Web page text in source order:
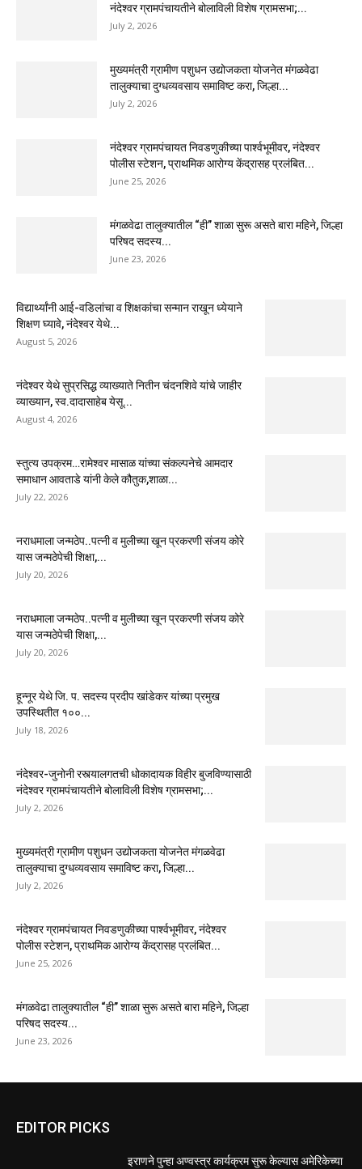
नंदेश्वर ग्रामपंचायतीने बोलाविली विशेष ग्रामसभा;...
July 2, 2026
मुख्यमंत्री ग्रामीण पशुधन उद्योजकता योजनेत मंगळवेढा
तालुक्याचा दुग्धव्यवसाय समाविष्ट करा, जिल्हा...
July 2, 2026
नंदेश्वर ग्रामपंचायत निवडणुकीच्या पार्श्वभूमीवर, नंदेश्वर
पोलीस स्टेशन, प्राथमिक आरोग्य केंद्रासह प्रलंबित...
June 25, 2026
मंगळवेढा तालुक्यातील “ही” शाळा सुरू असते बारा महिने, जिल्हा
परिषद सदस्य...
June 23, 2026
विद्यार्थ्यांनी आई-वडिलांचा व शिक्षकांचा सन्मान राखून ध्येयाने
शिक्षण घ्यावे, नंदेश्वर येथे...
August 5, 2026
नंदेश्वर येथे सुप्रसिद्ध व्याख्याते नितीन चंदनशिवे यांचे जाहीर
व्याख्यान, स्व.दादासाहेब येसू...
August 4, 2026
स्तुत्य उपक्रम…रामेश्वर मासाळ यांच्या संकल्पनेचे आमदार
समाधान आवताडे यांनी केले कौतुक,शाळा...
July 22, 2026
नराधमाला जन्मठेप..पत्नी व मुलीच्या खून प्रकरणी संजय कोरे
यास जन्मठेपेची शिक्षा,...
July 20, 2026
नराधमाला जन्मठेप..पत्नी व मुलीच्या खून प्रकरणी संजय कोरे
यास जन्मठेपेची शिक्षा,...
July 20, 2026
हून्नूर येथे जि. प. सदस्य प्रदीप खांडेकर यांच्या प्रमुख
उपस्थितीत १००...
July 18, 2026
नंदेश्वर-जुनोनी रस्त्यालगतची धोकादायक विहीर बुजविण्यासाठी
नंदेश्वर ग्रामपंचायतीने बोलाविली विशेष ग्रामसभा;...
July 2, 2026
मुख्यमंत्री ग्रामीण पशुधन उद्योजकता योजनेत मंगळवेढा
तालुक्याचा दुग्धव्यवसाय समाविष्ट करा, जिल्हा...
July 2, 2026
नंदेश्वर ग्रामपंचायत निवडणुकीच्या पार्श्वभूमीवर, नंदेश्वर
पोलीस स्टेशन, प्राथमिक आरोग्य केंद्रासह प्रलंबित...
June 25, 2026
मंगळवेढा तालुक्यातील “ही” शाळा सुरू असते बारा महिने, जिल्हा
परिषद सदस्य...
June 23, 2026
EDITOR PICKS
इराणने पुन्हा अण्वस्त्र कार्यक्रम सुरू केल्यास अमेरिकेच्या